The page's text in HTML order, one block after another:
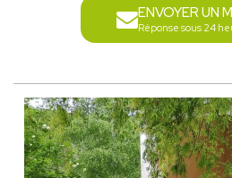
ENVOYER UN
Réponse sous 24